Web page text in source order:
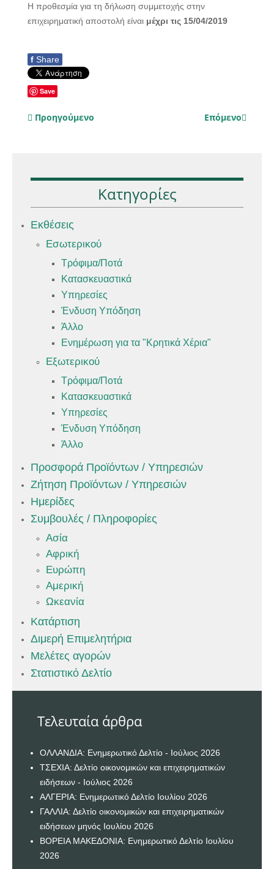
Η προθεσμία για τη δήλωση συμμετοχής στην
επιχειρηματική αποστολή είναι μέχρι τις 15/04/2019
f Share
Save
Προηγούμενο Επόμενο
Κατηγορίες
Εκθέσεις
Εσωτερικού
Τρόφιμα/Ποτά
Κατασκευαστικά
Υπηρεσίες
Ένδυση Υπόδηση
Άλλο
Ενημέρωση για τα "Κρητικά Χέρια"
Εξωτερικού
Τρόφιμα/Ποτά
Κατασκευαστικά
Υπηρεσίες
Ένδυση Υπόδηση
Άλλο
Προσφορά Προϊόντων / Υπηρεσιών
Ζήτηση Προϊόντων / Υπηρεσιών
Ημερίδες
Συμβουλές / Πληροφορίες
Ασία
Αφρική
Ευρώπη
Αμερική
Ωκεανία
Κατάρτιση
Διμερή Επιμελητήρια
Μελέτες αγορών
Στατιστικό Δελτίο
Τελευταία άρθρα
ΟΛΛΑΝΔΙΑ: Ενημερωτικό Δελτίο - Ιούλιος 2026
ΤΣΕΧΙΑ: Δελτίο οικονομικών και επιχειρηματικών
ειδήσεων - Ιούλιος 2026
ΑΛΓΕΡΙΑ: Ενημερωτικό Δελτίο Ιουλίου 2026
ΓΑΛΛΙΑ: Δελτίο οικονομικών και επιχειρηματικών
ειδήσεων μηνός Ιουλίου 2026
ΒΟΡΕΙΑ ΜΑΚΕΔΟΝΙΑ: Ενημερωτικό Δελτίο Ιουλίου
2026